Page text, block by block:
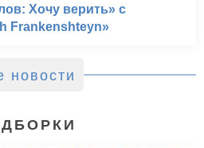
Хочу верить» с
Frankenshteyn»
новости